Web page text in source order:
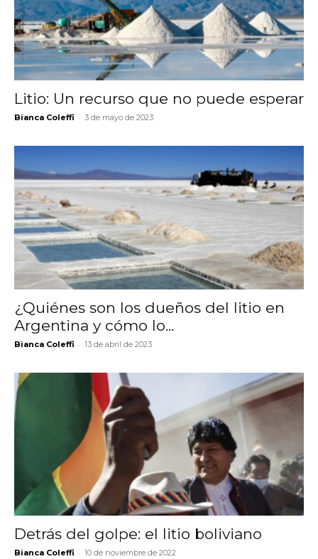
Litio: Un recurso que no puede esperar
Bianca Coleffi - 3 de mayo de 2023
¿Quiénes son los dueños del litio en
Argentina y cómo lo...
Bianca Coleffi - 13 de abril de 2023
Detrás del golpe: el litio boliviano
Bianca Coleffi - 10 de noviembre de 2022